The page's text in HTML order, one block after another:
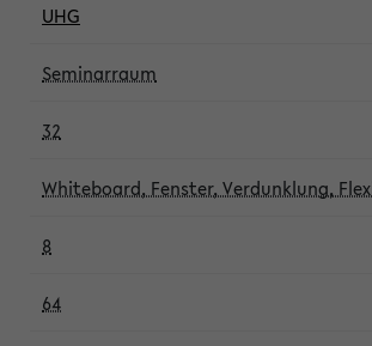
UHG
Seminarraum
32
Whiteboard, Fenster, Verdunklung,
8
64